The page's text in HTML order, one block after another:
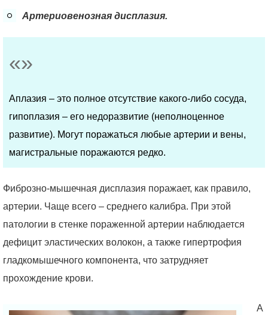
Артериовенозная дисплазия.
Аплазия – это полное отсутствие какого-либо сосуда,
гипоплазия – его недоразвитие (неполноценное
развитие). Могут поражаться любые артерии и вены,
магистральные поражаются редко.
Фиброзно-мышечная дисплазия поражает, как правило,
артерии. Чаще всего – среднего калибра. При этой
патологии в стенке пораженной артерии наблюдается
дефицит эластических волокон, а также гипертрофия
гладкомышечного компонента, что затрудняет
прохождение крови.
А